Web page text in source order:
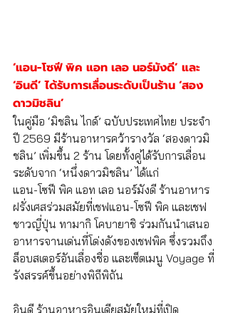
‘แอน-โซฟี พิค แอท เลอ นอร์มังดี’ และ
‘อินดี’ ได้รับการเลื่อนระดับเป็นร้าน ‘สอง
ดาวมิชลิน’
ในคู่มือ ‘มิชลิน ไกด์’ ฉบับประเทศไทย ประจำ
ปี 2569 มีร้านอาหารคว้ารางวัล ‘สองดาวมิ
ชลิน’ เพิ่มขึ้น 2 ร้าน โดยทั้งคู่ได้รับการเลื่อน
ระดับจาก ‘หนึ่งดาวมิชลิน’ ได้แก่
แอน-โซฟี พิค แอท เลอ นอร์มังดี ร้านอาหาร
ฝรั่งเศสร่วมสมัยที่เชฟแอน-โซฟี พิค และเชฟ
ชาวญี่ปุ่น ทามากิ โคบายาชิ ร่วมกันนำเสนอ
อาหารจานเด่นที่โด่งดังของเชฟพิค ซึ่งรวมถึง
ล็อบสเตอร์อันเลื่องชื่อ และเซ็ตเมนู Voyage ที่
รังสรรค์ขึ้นอย่างพิถีพิถัน
อินดี ร้านอาหารอินเดียสมัยใหม่ที่เปิด